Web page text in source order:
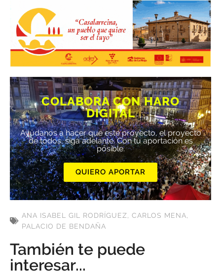
COLABORA CON HARO
DIGITAL
Ayúdanos a hacer que este proyecto, el proyecto
de todos, siga adelante. Con tu aportación es
posible.
QUIERO APORTAR
ANA ISABEL GIL RODRÍGUEZ, CARLOS MENA,
PALACIO DE BENDAÑA
También te puede
interesar...